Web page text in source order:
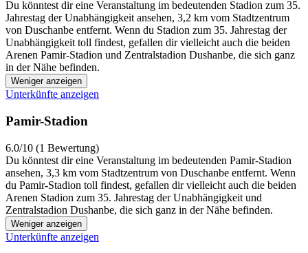
Du könntest dir eine Veranstaltung im bedeutenden Stadion zum 35.
Jahrestag der Unabhängigkeit ansehen, 3,2 km vom Stadtzentrum
von Duschanbe entfernt. Wenn du Stadion zum 35. Jahrestag der
Unabhängigkeit toll findest, gefallen dir vielleicht auch die beiden
Arenen Pamir-Stadion und Zentralstadion Dushanbe, die sich ganz
in der Nähe befinden.
Weniger anzeigen
Unterkünfte anzeigen
Pamir-Stadion
6.0/10 (1 Bewertung)
Du könntest dir eine Veranstaltung im bedeutenden Pamir-Stadion
ansehen, 3,3 km vom Stadtzentrum von Duschanbe entfernt. Wenn
du Pamir-Stadion toll findest, gefallen dir vielleicht auch die beiden
Arenen Stadion zum 35. Jahrestag der Unabhängigkeit und
Zentralstadion Dushanbe, die sich ganz in der Nähe befinden.
Weniger anzeigen
Unterkünfte anzeigen